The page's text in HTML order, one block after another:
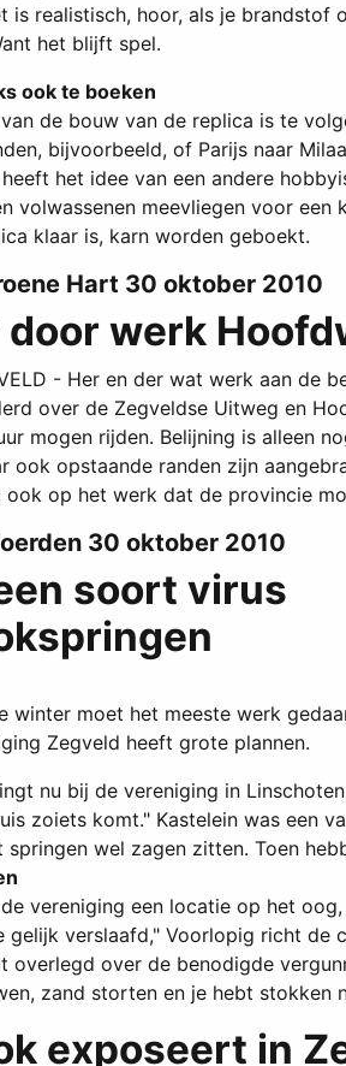
is realistisch, hoor, als je
het blijft spel.
ook te boeken
de bouw van de replica is te
bijvoorbeeld, of Parijs naar
het idee van een andere
volwassenen meevliegen voor
klaar is, karn worden geboekt.
Hart 30 oktober 2010
door werk
- Her en der wat werk aan
over de Zegveldse Uitweg en
mogen rijden. Belijning is alleen
ook opstaande randen zijn
op het werk dat de provincie
30 oktober 2010
soort virus
winter moet het meeste werk
Zegveld heeft grote plannen.
nu bij de vereniging in
zoiets komt." Kastelein was een
springen wel zagen zitten. Toen
vereniging een locatie op het
gelijk verslaafd," Voorlopig richt
overlegd over de benodigde
zand storten en je hebt stokken
exposeert in